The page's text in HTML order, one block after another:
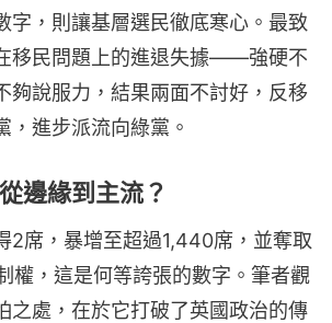
字，則讓基層選民徹底寒心。最致
移民問題上的進退失據——強硬不
夠說服力，結果兩面不討好，反移
，進步派流向綠黨。
邊緣到主流？
2席，暴增至超過1,440席，並奪取
權，這是何等誇張的數字。筆者觀
之處，在於它打破了英國政治的傳